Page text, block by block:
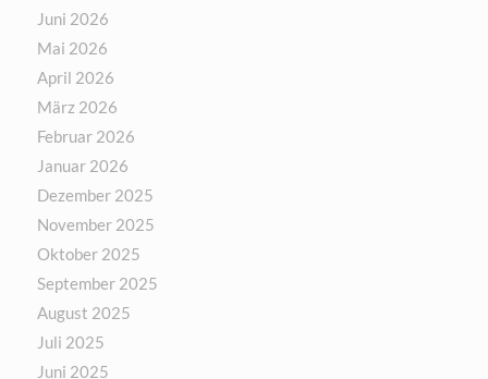
Juni 2026
Mai 2026
April 2026
März 2026
Februar 2026
Januar 2026
Dezember 2025
November 2025
Oktober 2025
September 2025
August 2025
Juli 2025
Juni 2025